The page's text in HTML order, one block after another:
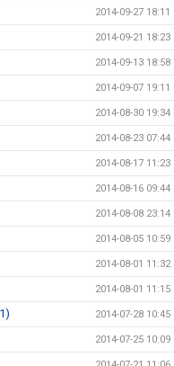
2014-09-27 18:11
2014-09-21 18:23
2014-09-13 18:58
2014-09-07 19:11
2014-08-30 19:34
2014-08-23 07:44
2014-08-17 11:23
2014-08-16 09:44
2014-08-08 23:14
2014-08-05 10:59
2014-08-01 11:32
2014-08-01 11:15
2014-07-28 10:45
2014-07-25 10:09